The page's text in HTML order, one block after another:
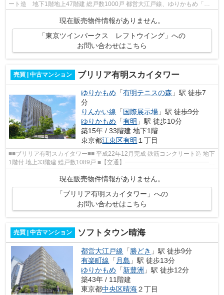
ート造 地下1階地上47階建 総戸数1000戸 都営大江戸線、ゆりかもめ「汐
現在販売物件情報がありません。
「東京ツインパークス レフトウイング」への
お問い合わせはこちら
売買 | 中古マンション ブリリア有明スカイタワー
ゆりかもめ 「有明テニスの森 」駅 徒歩7
分
りんかい線 「国際展示場 」駅 徒歩9分
ゆりかもめ 「有明 」駅 徒歩10分
築15年 / 33階建 地下1階
東京都江東区有明 １丁目
■■ブリリア有明スカイタワー■■ 平成22年12月完成 鉄筋コンクリート造 地下
1階付 地上33階建 総戸数1089戸 ■【交通】━━━━━━━━━━━━━━━
ゆりかもめ「有明テニスの森」駅徒歩7分 東京...
現在販売物件情報がありません。
「ブリリア有明スカイタワー」への
お問い合わせはこちら
売買 | 中古マンション ソフトタウン晴海
都営大江戸線 「 勝どき 」駅 徒歩9分
有楽町線 「 月島 」駅 徒歩13分
ゆりかもめ 「新豊洲 」駅 徒歩12分
築43年 / 11階建
東京都中央区晴海２丁目